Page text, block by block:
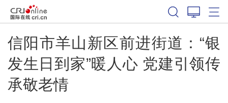
信阳市羊山新区前进街道：“银
发生日到家”暖人心 党建引领传
承敬老情